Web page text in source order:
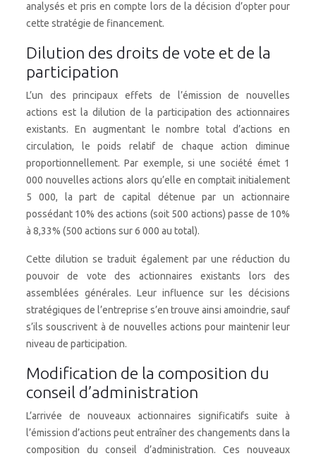
analysés et pris en compte lors de la décision d’opter pour
cette stratégie de financement.
Dilution des droits de vote et de la
participation
L’un des principaux effets de l’émission de nouvelles
actions est la dilution de la participation des actionnaires
existants. En augmentant le nombre total d’actions en
circulation, le poids relatif de chaque action diminue
proportionnellement. Par exemple, si une société émet 1
000 nouvelles actions alors qu’elle en comptait initialement
5 000, la part de capital détenue par un actionnaire
possédant 10% des actions (soit 500 actions) passe de 10%
à 8,33% (500 actions sur 6 000 au total).
Cette dilution se traduit également par une réduction du
pouvoir de vote des actionnaires existants lors des
assemblées générales. Leur influence sur les décisions
stratégiques de l’entreprise s’en trouve ainsi amoindrie, sauf
s’ils souscrivent à de nouvelles actions pour maintenir leur
niveau de participation.
Modification de la composition du
conseil d’administration
L’arrivée de nouveaux actionnaires significatifs suite à
l’émission d’actions peut entraîner des changements dans la
composition du conseil d’administration. Ces nouveaux